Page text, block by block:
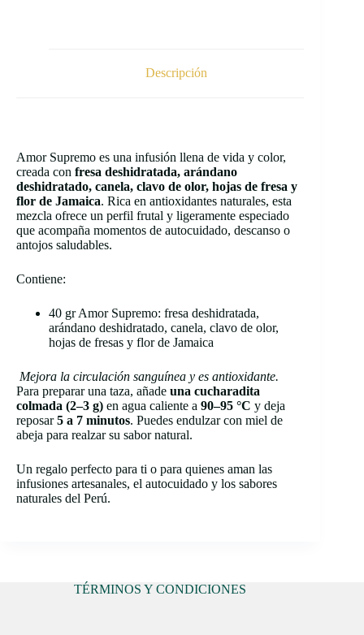
Descripción
Amor Supremo es una infusión llena de vida y color,
creada con fresa deshidratada, arándano
deshidratado, canela, clavo de olor, hojas de fresa y
flor de Jamaica. Rica en antioxidantes naturales, esta
mezcla ofrece un perfil frutal y ligeramente especiado
que acompaña momentos de autocuidado, descanso o
antojos saludables.
Contiene:
40 gr Amor Supremo: fresa deshidratada,
arándano deshidratado, canela, clavo de olor,
hojas de fresas y flor de Jamaica
Mejora la circulación sanguínea y es antioxidante.
Para preparar una taza, añade una cucharadita
colmada (2–3 g) en agua caliente a 90–95 °C y deja
reposar5 a 7 minutos. Puedes endulzar con miel de
abeja para realzar su sabor natural.
Un regalo perfecto para ti o para quienes aman las
infusiones artesanales, el autocuidado y los sabores
naturales del Perú.
TÉRMINOS Y CONDICIONES